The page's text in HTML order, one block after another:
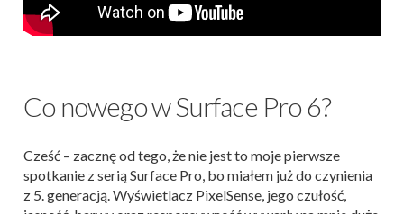
Co nowego w Surface Pro 6?
Cześć – zacznę od tego, że nie jest to moje pierwsze
spotkanie z serią Surface Pro, bo miałem już do czynienia
z 5. generacją. Wyświetlacz PixelSense, jego czułość,